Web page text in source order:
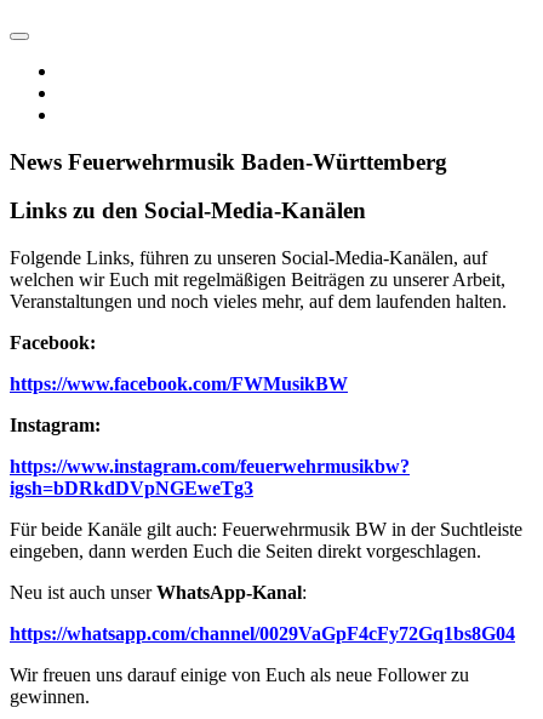
News Feuerwehrmusik Baden-Württemberg
Links zu den Social-Media-Kanälen
Folgende Links, führen zu unseren Social-Media-Kanälen, auf
welchen wir Euch mit regelmäßigen Beiträgen zu unserer Arbeit,
Veranstaltungen und noch vieles mehr, auf dem laufenden halten.
Facebook:
https://www.facebook.com/FWMusikBW
Instagram:
https://www.instagram.com/feuerwehrmusikbw?
igsh=bDRkdDVpNGEweTg3
Für beide Kanäle gilt auch: Feuerwehrmusik BW in der Suchtleiste
eingeben, dann werden Euch die Seiten direkt vorgeschlagen.
Neu ist auch unserWhatsApp-Kanal:
https://whatsapp.com/channel/0029VaGpF4cFy72Gq1bs8G04
Wir freuen uns darauf einige von Euch als neue Follower zu
gewinnen.